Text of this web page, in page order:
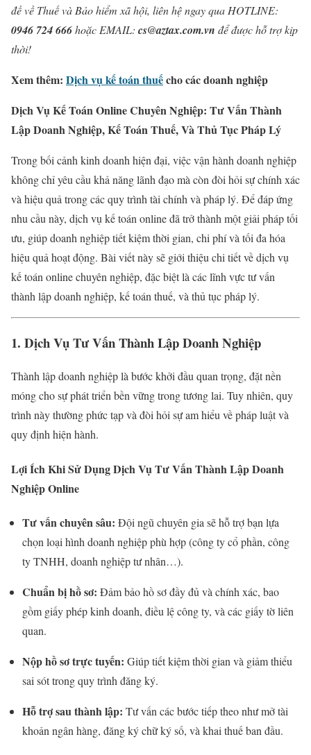
đề về Thuế và Bảo hiểm xã hội, liên hệ ngay qua HOTLINE:
0946 724 666hoặc EMAIL: cs@aztax.com.vn để được hỗ trợ kịp
thời!
Xem thêm: Dịch vụ kế toán thuếcho các doanh nghiệp
Dịch Vụ Kế Toán Online Chuyên Nghiệp: Tư Vấn Thành
Lập Doanh Nghiệp, Kế Toán Thuế, Và Thủ Tục Pháp Lý
Trong bối cảnh kinh doanh hiện đại, việc vận hành doanh nghiệp
không chỉ yêu cầu khả năng lãnh đạo mà còn đòi hỏi sự chính xác
và hiệu quả trong các quy trình tài chính và pháp lý. Để đáp ứng
nhu cầu này, dịch vụ kế toán online đã trở thành một giải pháp tối
ưu, giúp doanh nghiệp tiết kiệm thời gian, chi phí và tối đa hóa
hiệu quả hoạt động. Bài viết này sẽ giới thiệu chi tiết về dịch vụ
kế toán online chuyên nghiệp, đặc biệt là các lĩnh vực tư vấn
thành lập doanh nghiệp, kế toán thuế, và thủ tục pháp lý.
1. Dịch Vụ Tư Vấn Thành Lập Doanh Nghiệp
Thành lập doanh nghiệp là bước khởi đầu quan trọng, đặt nền
móng cho sự phát triển bền vững trong tương lai. Tuy nhiên, quy
trình này thường phức tạp và đòi hỏi sự am hiểu về pháp luật và
quy định hiện hành.
Lợi Ích Khi Sử Dụng Dịch Vụ Tư Vấn Thành Lập Doanh
Nghiệp Online
Tư vấn chuyên sâu: Đội ngũ chuyên gia sẽ hỗ trợ bạn lựa
chọn loại hình doanh nghiệp phù hợp (công ty cổ phần, công
ty TNHH, doanh nghiệp tư nhân…).
Chuẩn bị hồ sơ: Đảm bảo hồ sơ đầy đủ và chính xác, bao
gồm giấy phép kinh doanh, điều lệ công ty, và các giấy tờ liên
quan.
Nộp hồ sơ trực tuyến: Giúp tiết kiệm thời gian và giảm thiểu
sai sót trong quy trình đăng ký.
Hỗ trợ sau thành lập: Tư vấn các bước tiếp theo như mở tài
khoản ngân hàng, đăng ký chữ ký số, và khai thuế ban đầu.